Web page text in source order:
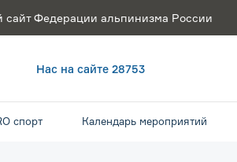
Федерации альпинизма России
Нас на сайте 28753
спорт Календарь мероприятий